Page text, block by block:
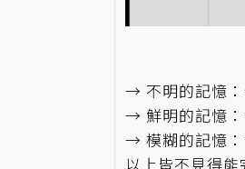
→ 不明的記憶：
→ 鮮明的記憶：
→ 模糊的記憶
以上皆不見得